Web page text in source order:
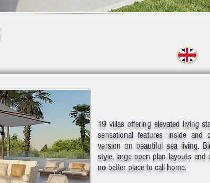
19 villas offering elevated living
sensational features inside
version on beautiful sea living.
style, large open plan layouts and
no better place to call home.